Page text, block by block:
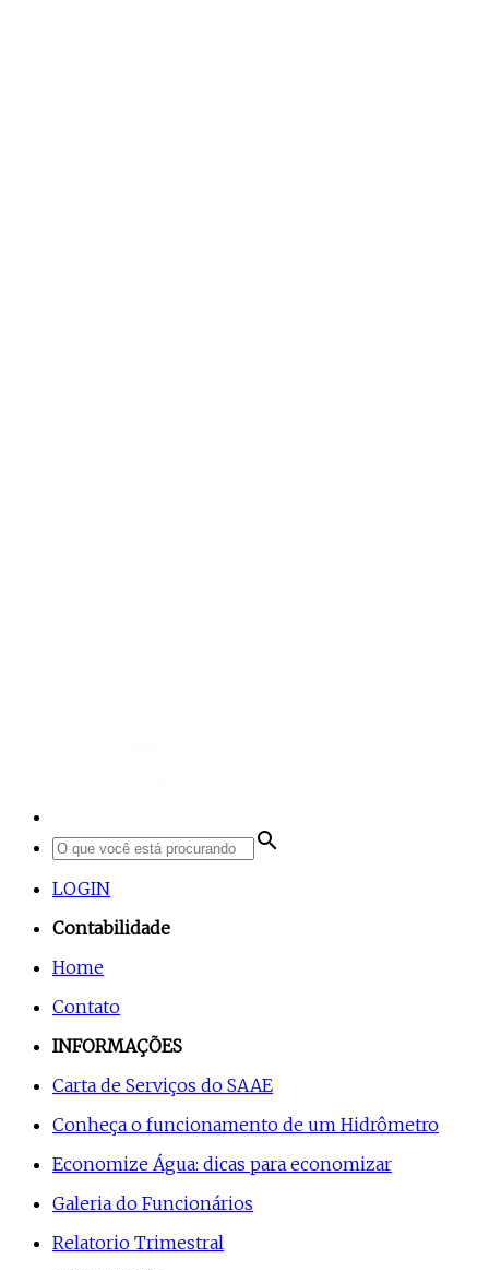
search
LOGIN
Contabilidade
Home
Contato
INFORMAÇÕES
Carta de Serviços do SAAE
Conheça o funcionamento de um Hidrômetro
Economize Água: dicas para economizar
Galeria do Funcionários
Relatorio Trimestral